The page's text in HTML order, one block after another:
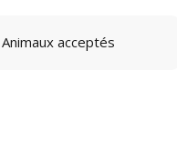
Animaux acceptés